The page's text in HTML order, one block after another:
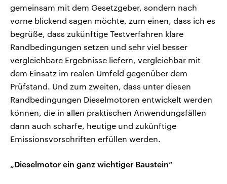
gemeinsam mit dem Gesetzgeber, sondern nach
vorne blickend sagen möchte, zum einen, dass ich es
begrüße, dass zukünftige Testverfahren klare
Randbedingungen setzen und sehr viel besser
vergleichbare Ergebnisse liefern, vergleichbar mit
dem Einsatz im realen Umfeld gegenüber dem
Prüfstand. Und zum zweiten, dass unter diesen
Randbedingungen Dieselmotoren entwickelt werden
können, die in allen praktischen Anwendungsfällen
dann auch scharfe, heutige und zukünftige
Emissionsvorschriften erfüllen werden.
„Dieselmotor ein ganz wichtiger Baustein“